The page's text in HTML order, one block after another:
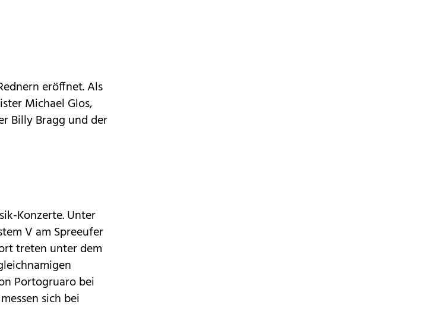
eröffnet. Als
Michael Glos,
Billy Bragg und der
Konzerte. Unter
V am Spreeufer
treten unter dem
Portogruaro bei
sich bei